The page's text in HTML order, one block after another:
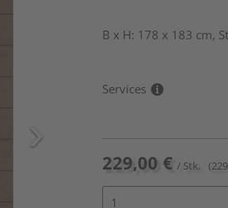
B x H: 178 x 183 cm,
Services
229,00 € / Stk.